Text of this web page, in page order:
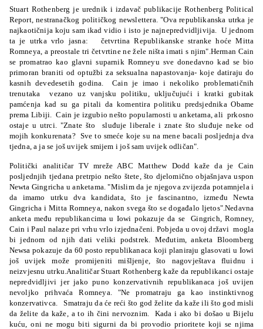
Stuart Rothenberg je urednik i izdavač publikacije Rothenberg Political
Report, nestranačkog političkog newslettera. "Ova republikanska utrka je
najkaotičnija koju sam ikad vidio i isto je najnepredvidljivija. U jednom
ta je utrka vrlo jasna: četvrtina Republikanske stranke hoće Mitta
Romneya, a preostale tri četvrtine ne žele ništa imati s njim".Herman Cain
se promatrao kao glavni suparnik Romneyu sve donedavno kad se bio
primoran braniti od optužbi za seksualna napastovanja- koje datiraju do
kasnih devedesetih godina. Cain je imao i nekoliko problematičnih
trenutaka vezano uz vanjsku politiku, uključujući i kratki gubitak
pamćenja kad su ga pitali da komentira politiku predsjednika Obame
prema Libiji. Cain je izgubio nešto popularnosti u anketama, ali prkosno
ostaje u utrci. "Znate što sluđuje liberale i znate što sluđuje neke od
mojih konkurenata? Sve to smeće koje su na mene bacali posljednja dva
tjedna, a ja se još uvijek smijem i još sam uvijek odličan".
Politički analitičar TV mreže ABC Matthew Dodd kaže da je Cain
posljednjih tjedana pretrpio nešto štete, što djelomično objašnjava uspon
Newta Gingricha u anketama. "Mislim da je njegova zvijezda potamnjela i
da imamo utrku dva kandidata, što je fascinantno, između Newta
Gingricha i Mitta Romneya, nakon svega što se događalo ljetos".Nedavna
anketa među republikancima u Iowi pokazuje da se Gingrich, Romney,
Cain i Paul nalaze pri vrhu vrlo izjednačeni. Pobjeda u ovoj državi mogla
bi jednom od njih dati veliki podstrek. Međutim, anketa Bloomberg
Newsa pokazuje da 60 posto republikanaca koji planiraju glasovati u Iowi
još uvijek može promijeniti mišljenje, što nagovještava fluidnu i
neizvjesnu utrku.Analitičar Stuart Rothenberg kaže da republikanci ostaje
nepredvidljivi jer jako puno konzervativnih republikanaca još uvijen
nevoljko prihvaća Romneya. "Ne promatraju ga kao instinktivnog
konzervativca. Smatraju da će reći što god želite da kaže ili što god misli
da želite da kaže, a to ih čini nervoznim. Kada i ako bi došao u Bijelu
kuću, oni ne mogu biti sigurni da bi provodio prioritete koji se njima